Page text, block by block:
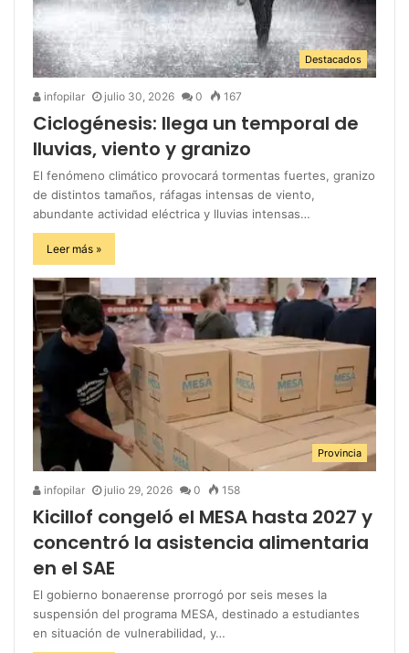
Destacados
infopilar julio 30, 2026 0 167
Ciclogénesis: llega un temporal de
lluvias, viento y granizo
El fenómeno climático provocará tormentas fuertes, granizo
de distintos tamaños, ráfagas intensas de viento,
abundante actividad eléctrica y lluvias intensas…
Leer más »
Provincia
infopilar julio 29, 2026 0 158
Kicillof congeló el MESA hasta 2027 y
concentró la asistencia alimentaria
en el SAE
El gobierno bonaerense prorrogó por seis meses la
suspensión del programa MESA, destinado a estudiantes
en situación de vulnerabilidad, y…